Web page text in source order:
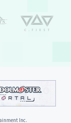
Inc.